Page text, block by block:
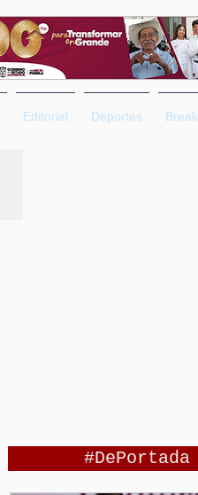
Editorial Deportes Break
#DePortada